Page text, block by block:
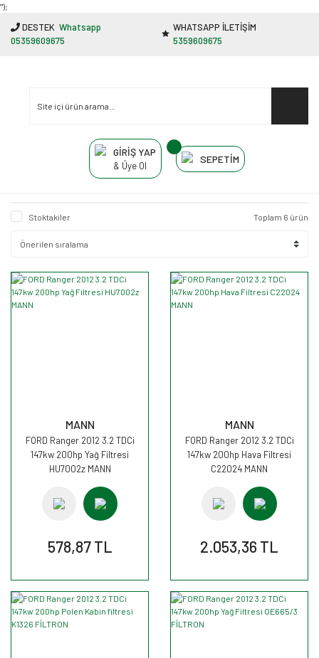
"');
DESTEK Whatsapp
05359609675
WHATSAPP İLETİŞİM
5359609675
GİRİŞ YAP
& Üye Ol
SEPETİM
Stoktakiler Toplam 6 ürün
MANN
FORD Ranger 2012 3.2 TDCi
147kw 200hp Yağ Filtresi
HU7002z MANN
578,87 TL
MANN
FORD Ranger 2012 3.2 TDCi
147kw 200hp Hava Filtresi
C22024 MANN
2.053,36 TL